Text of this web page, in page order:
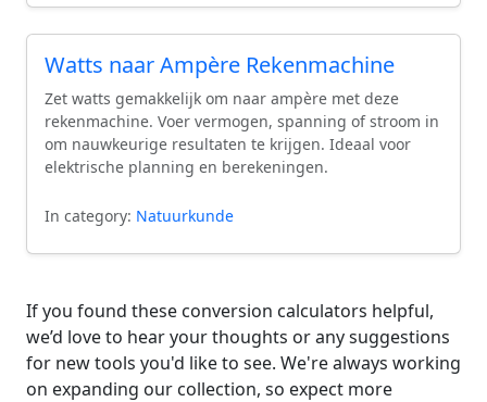
Watts naar Ampère Rekenmachine
Zet watts gemakkelijk om naar ampère met deze
rekenmachine. Voer vermogen, spanning of stroom in
om nauwkeurige resultaten te krijgen. Ideaal voor
elektrische planning en berekeningen.
In category: Natuurkunde
If you found these conversion calculators helpful,
we’d love to hear your thoughts or any suggestions
for new tools you'd like to see. We're always working
on expanding our collection, so expect more